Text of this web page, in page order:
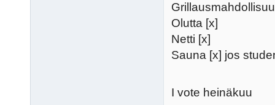
Olutta [x]
Netti [x]
Sauna [x] jos
I vote heinäkuu